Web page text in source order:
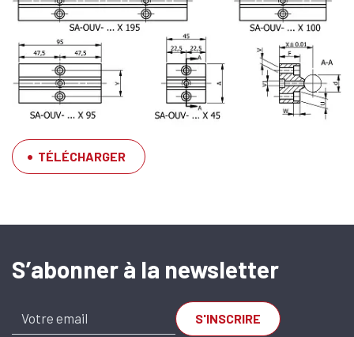
TÉLÉCHARGER
linear bearings
and shafts
S’abonner à la newsletter